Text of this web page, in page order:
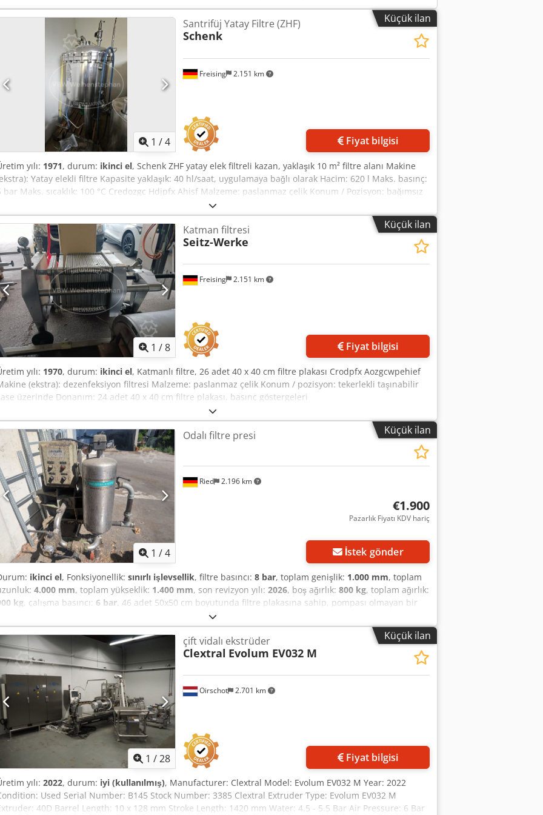
Küçük ilan
1 /4
Freising 2.151 km
Santrifüj Yatay Filtre (ZHF)
Schenk
Fiyat bilgisi
yılı: 1971, durum: ikinci el, Schenk ZHF yatay elek filtreli kazan, yaklaşık 10 m² filtre alanı Makine
Yatay elekli filtre Kapasite yaklaşık: 40 hl/saat, uygulamaya bağlı olarak Hacim: 620 l Maks. basınç:
bar Maks. sıcaklık: 100 °C Credozgc Hdjpfx Ahisf Malzeme: paslanmaz çelik Konum / Pozisyon: bağımsız
Temel yapı: yatay tahrik mili olan dikey silindirik kazan Donanım: seviye göstergesi (şamandıralı
çıkarılabilir depo kapağı, emniyet ventili, tahrik mili için elektrik motorlu temel şasi ve
tertibatı
Küçük ilan
1 /8
Freising 2.151 km
Katman filtresi
Seitz-Werke
Fiyat bilgisi
yılı: 1970, durum: ikinci el, Katmanlı filtre, 26 adet 40 x 40 cm filtre plakası Crodpfx Aozgcwpehief
(ekstra): dezenfeksiyon filtresi Malzeme: paslanmaz çelik Konum / pozisyon: tekerlekli taşınabilir
üzerinde Donanım: 24 adet 40 x 40 cm filtre plakası, basınç göstergeleri
Küçük ilan
1 /4
Ried 2.196 km
Odalı filtre presi
€1.900
Pazarlık Fiyatı KDV hariç
İstek gönder
ikinci el, Fonksiyonellik: sınırlı işlevsellik, filtre basıncı: 8 bar, toplam genişlik: 1.000 mm, toplam
4.000 mm, toplam yükseklik: 1.400 mm, son revizyon yılı: 2026, boş ağırlık: 800 kg, toplam ağırlık:
kg, çalışma basıncı: 6 bar, 46 adet 50x50 cm boyutunda filtre plakasına sahip, pompası olmayan bir
tipi filtre presi. Cjdpfszlrlmjx Ahierf Filtre bezleri az kullanılmış olup, filtrelenen ürün bitkisel yağdır.
Küçük ilan
1 /28
Oirschot 2.701 km
çift vidalı ekstrüder
Clextral Evolum EV032 M
Fiyat bilgisi
yılı: 2022, durum: iyi (kullanılmış), Manufacturer: Clextral Model: Evolum EV032 M Year: 2022
Used Serial Number: B145 Stock Number: 3385 Clextral Extruder Type: Evolum EV032 M
40D Barrel Length: 10 x 128 mm Stroke Length: 1420 mm Water: 4.5 - 5.5 Bar Air Pressure: 6 Bar